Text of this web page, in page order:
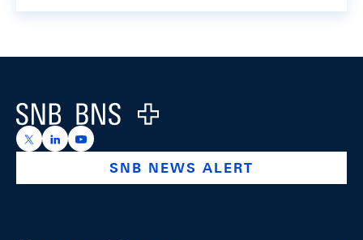
Logo
https://x.com/snb_bns
https://ch.linkedin.com/company/swiss-national-
https://www.youtube.com/@swissnationalbank
SNB NEWS ALERT